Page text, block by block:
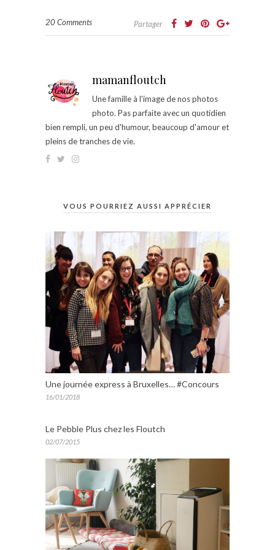
20 Comments Partager
mamanfloutch
Une famille à l'image de nos photos
photo. Pas parfaite avec un quotidien
bien rempli, un peu d'humour, beaucoup d'amour et
pleins de tranches de vie.
VOUS POURRIEZ AUSSI APPRÉCIER
Une journée express à Bruxelles… #Concours
16/01/2018
Le Pebble Plus chez les Floutch
02/07/2015